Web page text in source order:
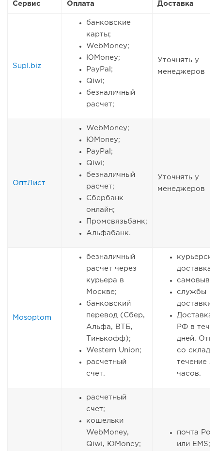
Сервис Оплата Доставка
Supl.biz
банковские
карты;
WebMoney;
ЮMoney;
PayPal;
Qiwi;
безналичный
расчет;
Уточнять у
менеджеров
ОптЛист
WebMoney;
ЮMoney;
PayPal;
Qiwi;
безналичный
расчет;
Сбербанк
онлайн;
Промсвязьбанк;
Альфабанк.
Уточнять у
менеджеров
Mosoptom
безналичный
расчет через
курьера в
Москве;
банковский
перевод (Сбер,
Альфа, ВТБ,
Тинькофф);
Western Union;
расчетный
счет.
доставка;
службы
доставки.
Доставка
РФ в
дней.
со
течение
часов.
расчетный
счет;
кошельки
WebMoney,
Qiwi, ЮMoney;
почта
или EMS;